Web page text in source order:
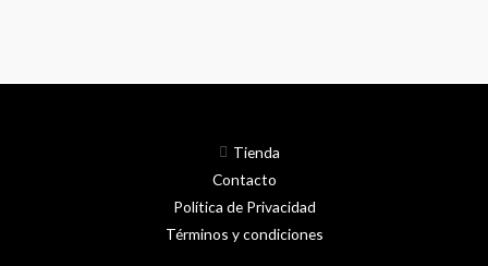
la
Tienda
Contacto
Política de Privacidad
Términos y condiciones